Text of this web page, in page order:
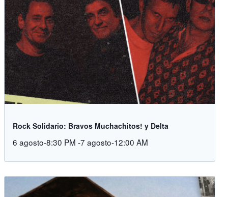
Rock Solidario: Bravos Muchachitos! y Delta
6 agosto-8:30 PM -7 agosto-12:00 AM